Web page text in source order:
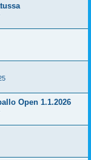
Open 1.1.2026